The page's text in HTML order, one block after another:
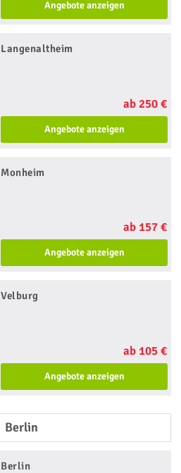
Angebote anzeigen
Langenaltheim
ab 250 €
Angebote anzeigen
Monheim
ab 157 €
Angebote anzeigen
Velburg
ab 105 €
Angebote anzeigen
Berlin
Berlin